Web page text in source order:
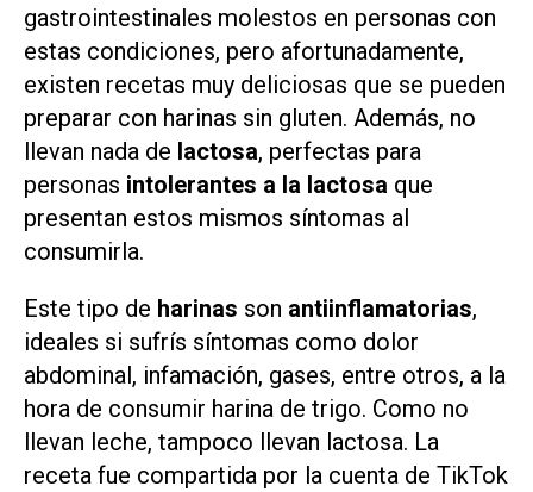
gastrointestinales molestos en personas con
estas condiciones, pero afortunadamente,
existen recetas muy deliciosas que se pueden
preparar con harinas sin gluten. Además, no
llevan nada de lactosa, perfectas para
personas intolerantes a la lactosa que
presentan estos mismos síntomas al
consumirla.
Este tipo de harinas son antiinflamatorias,
ideales si sufrís síntomas como dolor
abdominal, infamación, gases, entre otros, a la
hora de consumir harina de trigo. Como no
llevan leche, tampoco llevan lactosa. La
receta fue compartida por la cuenta de TikTok